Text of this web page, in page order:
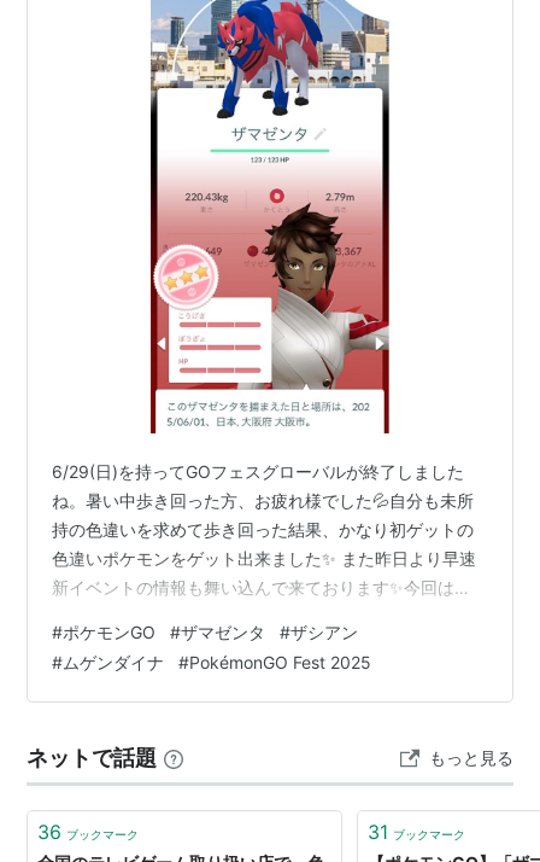
6/29(日)を持ってGOフェスグローバルが終了しました
ね。暑い中歩き回った方、お疲れ様でした💦自分も未所
持の色違いを求めて歩き回った結果、かなり初ゲットの
色違いポケモンをゲット出来ました✨ また昨日より早速
新イベントの情報も舞い込んで来ております✨今回は
ェックしていきます✨ 【大阪GOフェスではレイド中心
で】 【グローバルでは新規の色違いを狙って】 【ムゲン
ダイナが来る!?新イベント情報】 【大阪GOフェスではレ
ルイベントとGOフェスグローバルともにガッツリとポケ
活することが出来まし…
#ポケモンGO #ザマゼンタ #ザシアン
#ムゲンダイナ #PokémonGO Fest 2025
ネットで話題 もっと見る
36 ブックマーク 31 ブックマーク